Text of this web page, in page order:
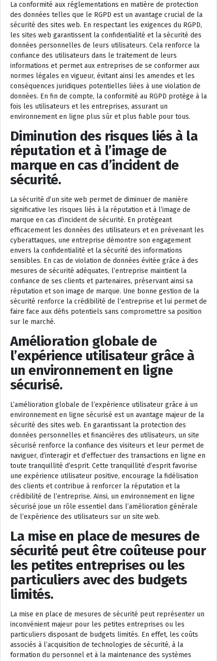
La conformité aux réglementations en matière de protection
des données telles que le RGPD est un avantage crucial de la
sécurité des sites web. En respectant les exigences du RGPD,
les sites web garantissent la confidentialité et la sécurité des
données personnelles de leurs utilisateurs. Cela renforce la
confiance des utilisateurs dans le traitement de leurs
informations et permet aux entreprises de se conformer aux
normes légales en vigueur, évitant ainsi les amendes et les
conséquences juridiques potentielles liées à une violation de
données. En fin de compte, la conformité au RGPD protège à la
fois les utilisateurs et les entreprises, assurant un
environnement en ligne plus sûr et plus fiable pour tous.
Diminution des risques liés à la
réputation et à l’image de
marque en cas d’incident de
sécurité.
La sécurité d’un site web permet de diminuer de manière
significative les risques liés à la réputation et à l’image de
marque en cas d’incident de sécurité. En protégeant
efficacement les données des utilisateurs et en prévenant les
cyberattaques, une entreprise démontre son engagement
envers la confidentialité et la sécurité des informations
sensibles. En cas de violation de données évitée grâce à des
mesures de sécurité adéquates, l’entreprise maintient la
confiance de ses clients et partenaires, préservant ainsi sa
réputation et son image de marque. Une bonne gestion de la
sécurité renforce la crédibilité de l’entreprise et lui permet de
faire face aux défis potentiels sans compromettre sa position
sur le marché.
Amélioration globale de
l’expérience utilisateur grâce à
un environnement en ligne
sécurisé.
L’amélioration globale de l’expérience utilisateur grâce à un
environnement en ligne sécurisé est un avantage majeur de la
sécurité des sites web. En garantissant la protection des
données personnelles et financières des utilisateurs, un site
sécurisé renforce la confiance des visiteurs et leur permet de
naviguer, d’interagir et d’effectuer des transactions en ligne en
toute tranquillité d’esprit. Cette tranquillité d’esprit favorise
une expérience utilisateur positive, encourage la fidélisation
des clients et contribue à renforcer la réputation et la
crédibilité de l’entreprise. Ainsi, un environnement en ligne
sécurisé joue un rôle essentiel dans l’amélioration générale
de l’expérience des utilisateurs sur un site web.
La mise en place de mesures de
sécurité peut être coûteuse pour
les petites entreprises ou les
particuliers avec des budgets
limités.
La mise en place de mesures de sécurité peut représenter un
inconvénient majeur pour les petites entreprises ou les
particuliers disposant de budgets limités. En effet, les coûts
associés à l’acquisition de technologies de sécurité, à la
formation du personnel et à la maintenance des systèmes